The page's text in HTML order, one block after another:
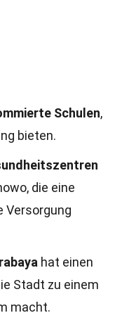
Schulen,
bieten.
die eine
Versorgung
hat einen
Stadt zu einem
macht.